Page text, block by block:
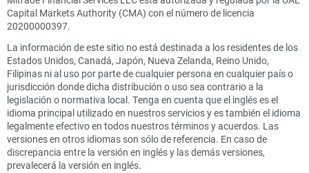
Capital Markets Authority (CMA) con el número de licencia
20200000397.
La información de este sitio no está destinada a los residentes de los
Estados Unidos, Canadá, Japón, Nueva Zelanda, Reino Unido,
Filipinas ni al uso por parte de cualquier persona en cualquier país o
jurisdicción donde dicha distribución o uso sea contrario a la
legislación o normativa local. Tenga en cuenta que el inglés es el
idioma principal utilizado en nuestros servicios y es también el idioma
legalmente efectivo en todos nuestros términos y acuerdos. Las
versiones en otros idiomas son sólo de referencia. En caso de
discrepancia entre la versión en inglés y las demás versiones,
prevalecerá la versión en inglés.